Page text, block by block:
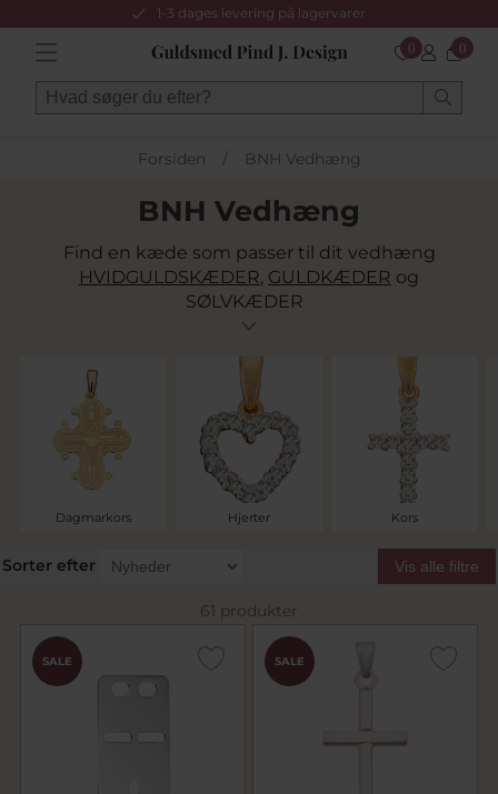
1-3 dages levering på lagervarer
0 0
Forsiden / BNH Vedhæng
BNH Vedhæng
Find en kæde som passer til dit vedhæng
HVIDGULDSKÆDER, GULDKÆDER og
SØLVKÆDER
Dagmarkors Hjerter Kors
Sorter efter Vis alle filtre
61 produkter
SALE SALE